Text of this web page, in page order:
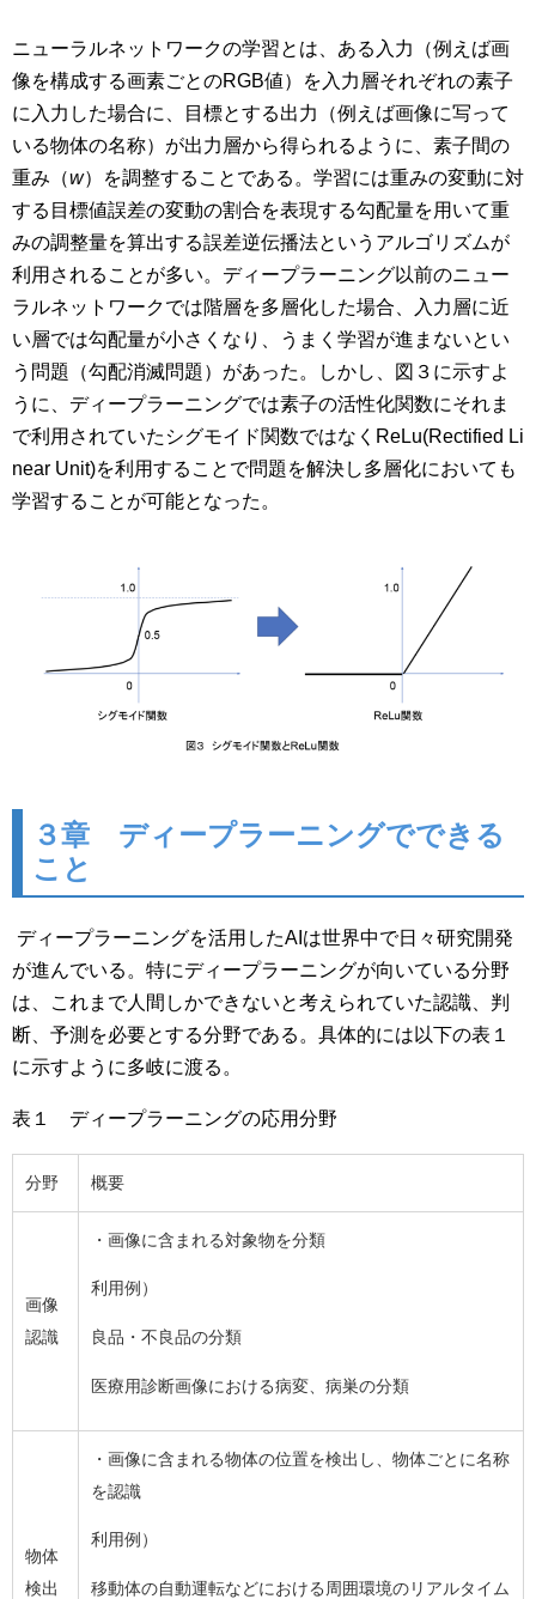
ニューラルネットワークの学習とは、ある入力（例えば画
像を構成する画素ごとのRGB値）を入力層それぞれの素子
に入力した場合に、目標とする出力（例えば画像に写って
いる物体の名称）が出力層から得られるように、素子間の
重み（w）を調整することである。学習には重みの変動に対
する目標値誤差の変動の割合を表現する勾配量を用いて重
みの調整量を算出する誤差逆伝播法というアルゴリズムが
利用されることが多い。ディープラーニング以前のニュー
ラルネットワークでは階層を多層化した場合、入力層に近
い層では勾配量が小さくなり、うまく学習が進まないとい
う問題（勾配消滅問題）があった。しかし、図３に示すよ
うに、ディープラーニングでは素子の活性化関数にそれま
で利用されていたシグモイド関数ではなくReLu(Rectified Li
near Unit)を利用することで問題を解決し多層化においても
学習することが可能となった。
３章 ディープラーニングでできる
こと
ディープラーニングを活用したAIは世界中で日々研究開発
が進んでいる。特にディープラーニングが向いている分野
は、これまで人間しかできないと考えられていた認識、判
断、予測を必要とする分野である。具体的には以下の表１
に示すように多岐に渡る。
表１ ディープラーニングの応用分野
分野 概要
画像
認識
・画像に含まれる対象物を分類
利用例）
良品・不良品の分類
医療用診断画像における病変、病巣の分類
物体
検出
・画像に含まれる物体の位置を検出し、物体ごとに名称
を認識
利用例）
移動体の自動運転などにおける周囲環境のリアルタイム